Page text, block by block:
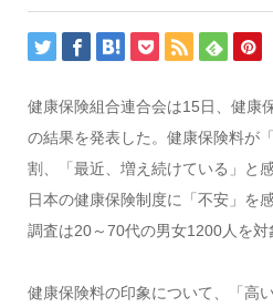
健康保険組合連合会は15日、健康
の結果を発表した。健康保険料が
割、「最近、増え続けている」と
日本の健康保険制度に「不安」を
調査は20～70代の男女1200人を対
健康保険料の印象について、「高